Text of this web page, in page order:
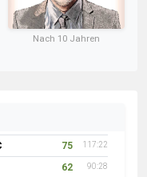
Nach 10 Jahren
75 117:22
62 90:28